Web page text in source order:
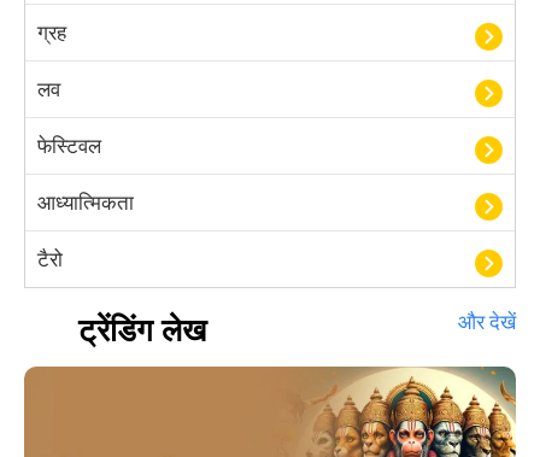
ग्रह
लव
फेस्टिवल
आध्यात्मिकता
टैरो
हस्तरेखा शास्त्र
बॉलीवुड
ट्रेंडिंग लेख और देखें